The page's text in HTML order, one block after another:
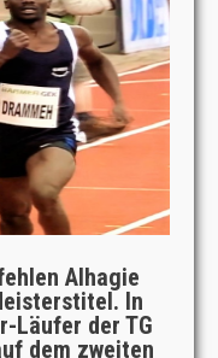
Alhagie
In
Läufer der TG
dem zweiten